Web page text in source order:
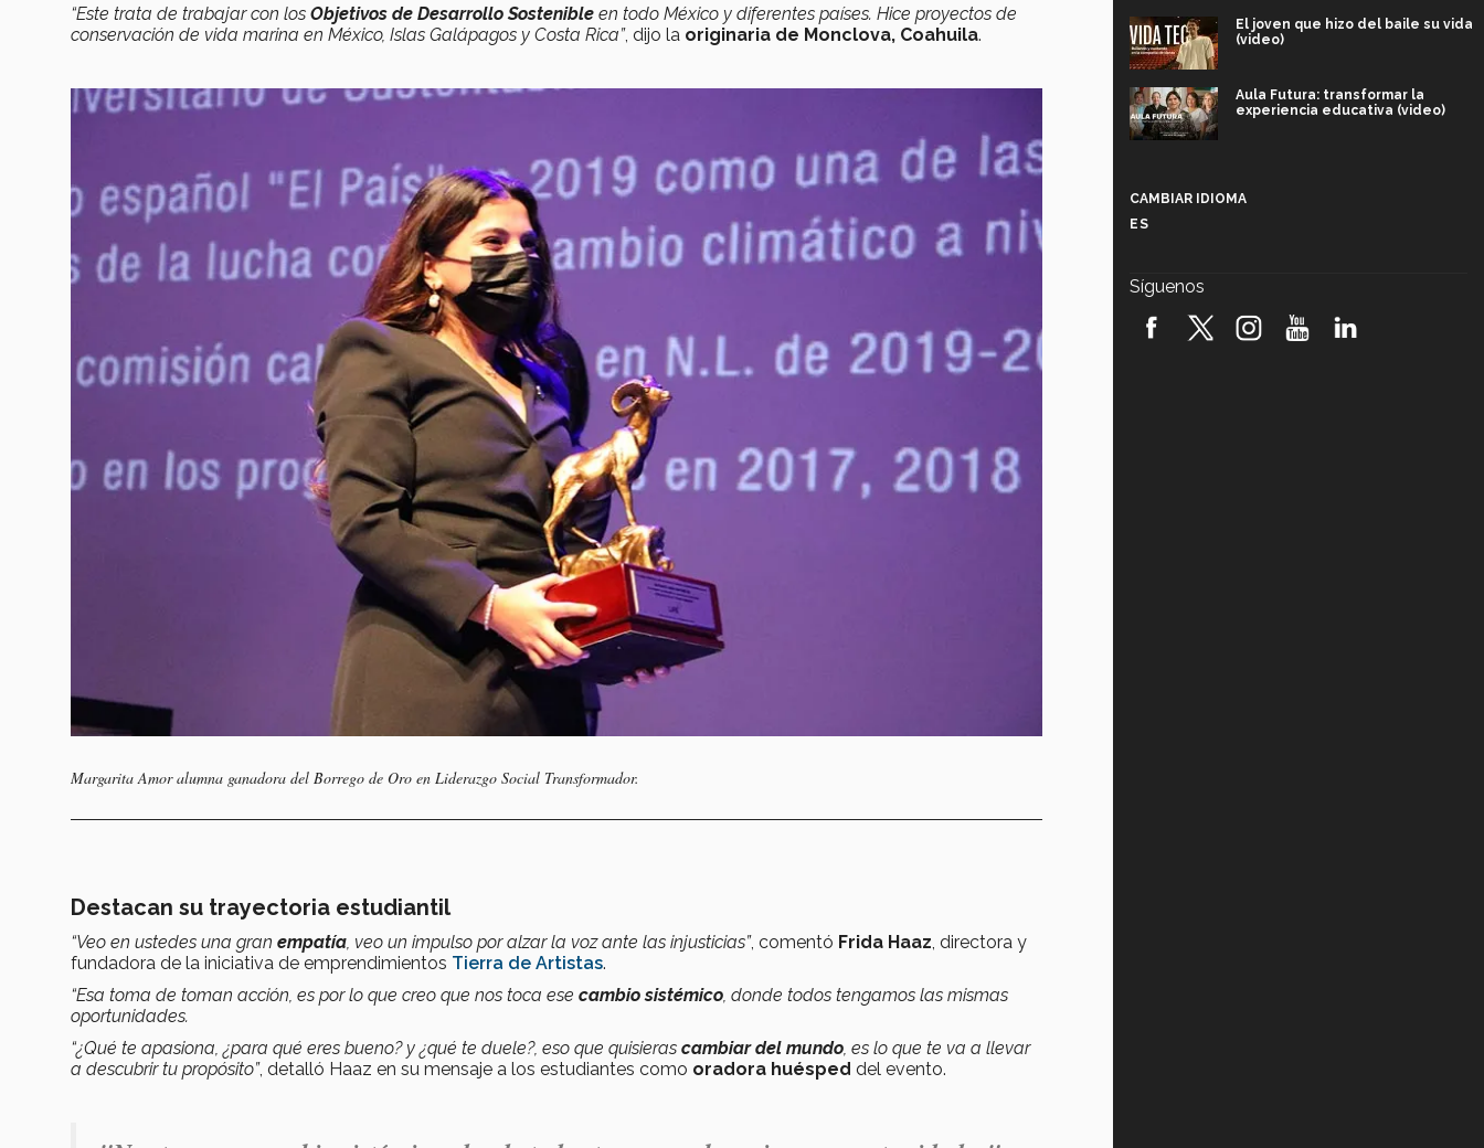
“Este trata de trabajar con los Objetivos de Desarrollo Sostenible en todo México y diferentes países. Hice proyectos de
conservación de vida marina en México, Islas Galápagos y Costa Rica”, dijo la originaria de Monclova, Coahuila.
Margarita Amor alumna ganadora del Borrego de Oro en Liderazgo Social Transformador.
Destacan su trayectoria estudiantil
“Veo en ustedes una gran empatía, veo un impulso por alzar la voz ante las injusticias”, comentó Frida Haaz, directora y
fundadora de la iniciativa de emprendimientos Tierra de Artistas.
“Esa toma de toman acción, es por lo que creo que nos toca ese cambio sistémico, donde todos tengamos las mismas
oportunidades.
“¿Qué te apasiona, ¿para qué eres bueno? y ¿qué te duele?, eso que quisieras cambiar del mundo, es lo que te va a llevar
a descubrir tu propósito”, detalló Haaz en su mensaje a los estudiantes como oradora huésped del evento.
El joven que hizo del baile su vida
(video)
Aula Futura: transformar la
experiencia educativa (video)
robótica FIRST 2026! (video)
CAMBIAR IDIOMA
ES
Síguenos